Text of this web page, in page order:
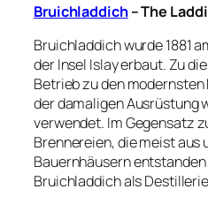
Bruichladdich– The
Bruichladdich wurde 1881
der Insel Islay erbaut. Zu
Betrieb zu den
der damaligen Ausrüstung
verwendet. Im Gegensatz
Brennereien, die meist aus
Bauernhäusern
Bruichladdich als